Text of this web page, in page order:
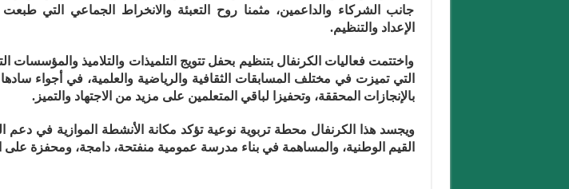
جانب الشركاء والداعمين، مثمنا روح التعبئة والانخراط الجماعي التي
الإعداد والتنظيم.
واختتمت فعاليات الكرنفال بتنظيم بحفل تتويج التلميذات والتلاميذ والمؤسسات
التي تميزت في مختلف المسابقات الثقافية والرياضية والعلمية، في أجواء سادها
بالإنجازات المحققة، وتحفيزا لباقي المتعلمين على مزيد من الاجتهاد والتميز.
ويجسد هذا الكرنفال محطة تربوية نوعية تؤكد مكانة الأنشطة الموازية في دعم
القيم الوطنية، والمساهمة في بناء مدرسة عمومية منفتحة، دامجة، ومحفزة على